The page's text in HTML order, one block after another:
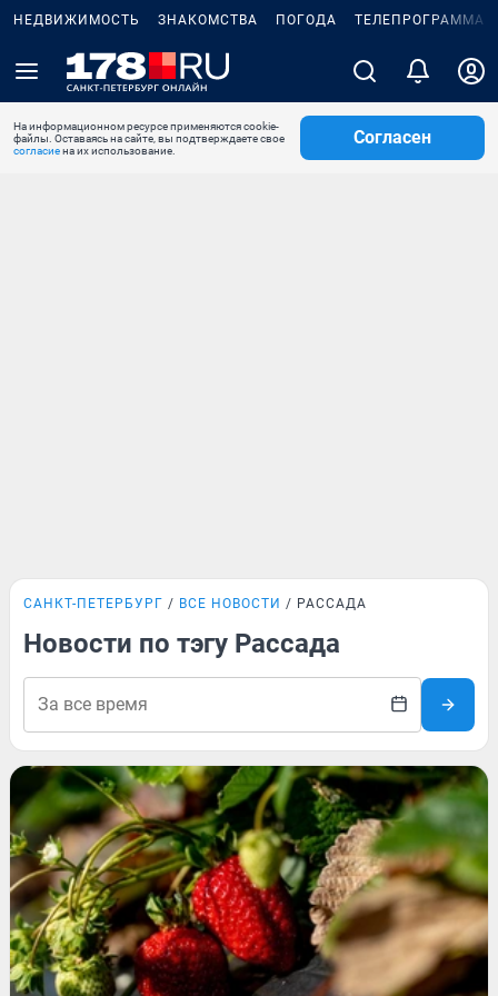
НЕДВИЖИМОСТЬ ЗНАКОМСТВА ПОГОДА ТЕЛЕПРОГРАММА
На информационном ресурсе применяются cookie-
файлы. Оставаясь на сайте, вы подтверждаете свое
согласиена их использование.
Согласен
САНКТ-ПЕТЕРБУРГ ВСЕ НОВОСТИ РАССАДА
Новости по тэгу Рассада